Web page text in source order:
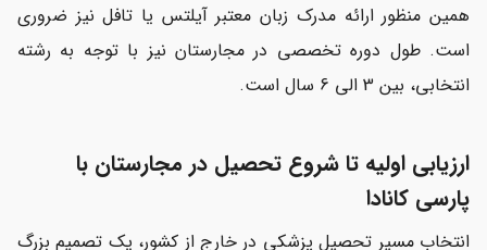
همین منظور ارائه مدرک زبان معتبر آیلتس یا تافل نیز ضروری
است. طول دوره تخصصی در مجارستان نیز با توجه به رشته
انتخابی، بین 3 الی 6 سال است.
ارزیابی اولیه تا شروع تحصیل در مجارستان با
پارسی کانادا
انتخاب مسیر تحصیل پزشکی در خارج از کشور، یک تصمیم بزرگ